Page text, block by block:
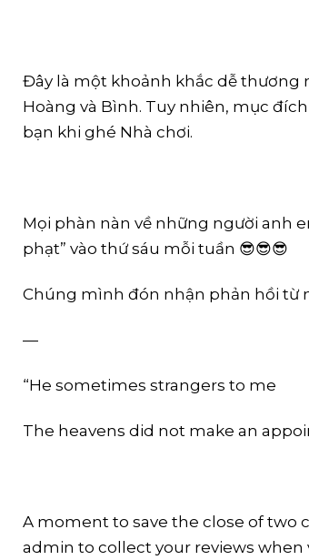
Đây là một khoảnh khắc dễ thương
Hoàng và Bình. Tuy nhiên, mục
bạn khi ghé Nhà chơi.
Mọi phàn nàn về những người anh
phạt” vào thứ sáu mỗi tuần 😎😎😎
Chúng mình đón nhận phản hồi từ
—
“He sometimes strangers to me
The heavens did not make an
A moment to save the close of two
admin to collect your reviews when